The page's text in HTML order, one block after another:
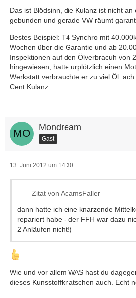
Das ist Blödsinn, die Kulanz ist nicht
gebunden und gerade VW räumt
Bestes Beispiel: T4 Synchro mit
Wochen über die Garantie und ab
Inspektionen auf den Ölverbracuh von
hingewiesen, hatte urplötzlich einen
Werkstatt verbrauchte er zu viel Öl.
Cent Kulanz.
Mondream
Gast
13. Juni 2012 um 14:30
Zitat von AdamsFaller
dann hatte ich eine knarzende
repariert habe - der FFH war dazu
2 Anläufen nicht!)
Wie und vor allem WAS hast du
dieses Kunsstoffknatschen auch. Echt